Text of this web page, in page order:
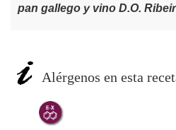
pan gallego y vino D.O.
Alérgenos en esta